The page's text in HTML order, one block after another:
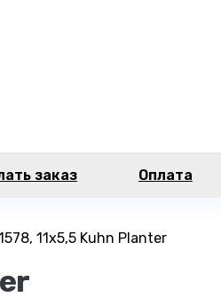
заказ Оплата
11х5,5 Kuhn Planter